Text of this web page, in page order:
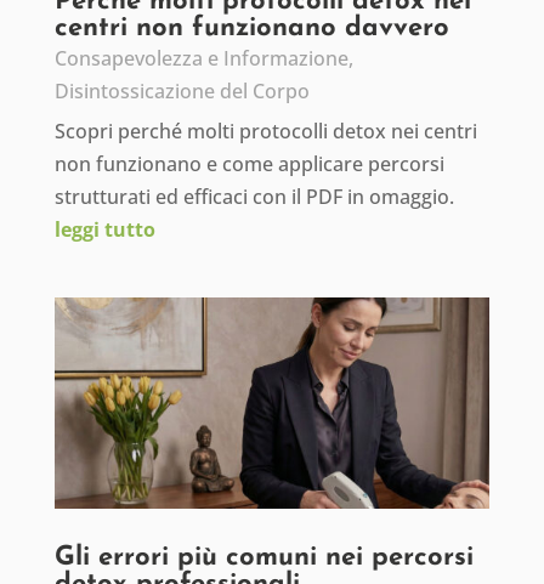
centri non funzionano davvero
Consapevolezza e Informazione,
Disintossicazione del Corpo
Scopri perché molti protocolli detox nei centri
non funzionano e come applicare percorsi
strutturati ed efficaci con il PDF in omaggio.
leggi tutto
Gli errori più comuni nei percorsi